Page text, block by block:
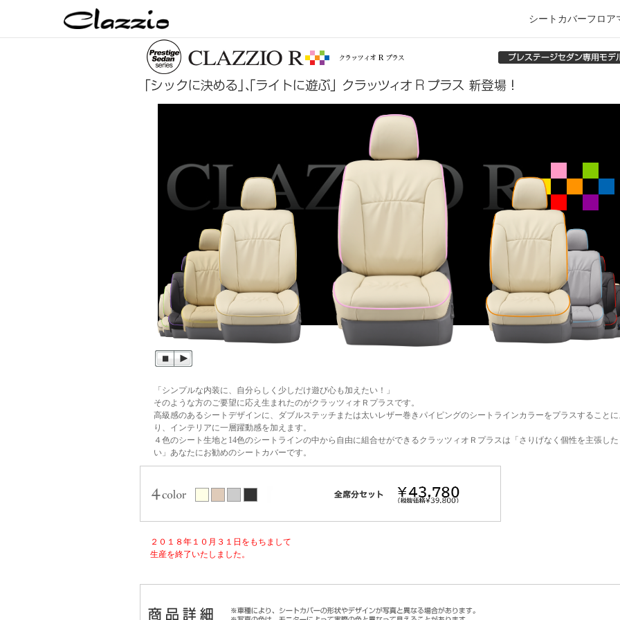
シートカバーフロア
「シンプルな内装に、自分らしく少しだけ遊び心も加えたい！」
そのような方のご要望に応え生まれたのがクラッツィオＲプラスです。
高級感のあるシートデザインに、ダブルステッチまたは太いレザー巻きパイピングのシートラインカラーをプラスすること
り、インテリアに一層躍動感を加えます。
４色のシート生地と14色のシートラインの中から自由に組合せができるクラッツィオＲプラスは「さりげなく個性を主張した
い」あなたにお勧めのシートカバーです。
２０１８年１０月３１日をもちまして
生産を終了いたしました。